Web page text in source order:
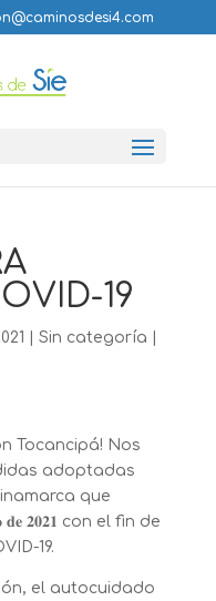
19
Sin categoría
Tocancipá! Nos
adoptadas
que
𝟐𝟎𝟐𝟏 con el fin de
19.
el autocuidado